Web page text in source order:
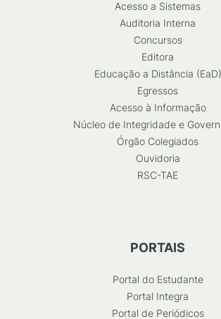
Acesso a Sistemas
Auditoria Interna
Concursos
Editora
Educação a Distância (EaD)
Egressos
Acesso à Informação
Núcleo de Integridade e
Órgão Colegiados
Ouvidoria
RSC-TAE
PORTAIS
Portal do Estudante
Portal Integra
Portal de Periódicos